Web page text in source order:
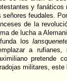
y fanáticos
señores feudales.
de la
de lucha a
los
a
pretende
militares, este